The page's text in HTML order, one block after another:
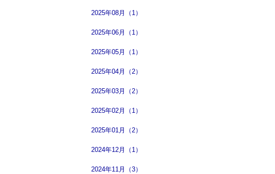
2025年08月（1）
2025年06月（1）
2025年05月（1）
2025年04月（2）
2025年03月（2）
2025年02月（1）
2025年01月（2）
2024年12月（1）
2024年11月（3）